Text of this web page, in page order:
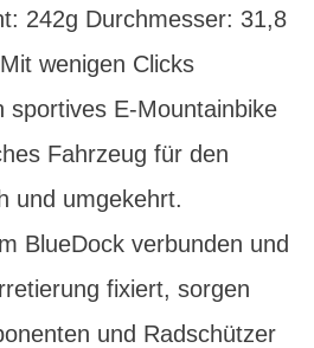
242g Durchmesser: 31,8
wenigen Clicks
sportives E-Mountainbike
Fahrzeug für den
und umgekehrt.
BlueDock verbunden und
fixiert, sorgen
und Radschützer